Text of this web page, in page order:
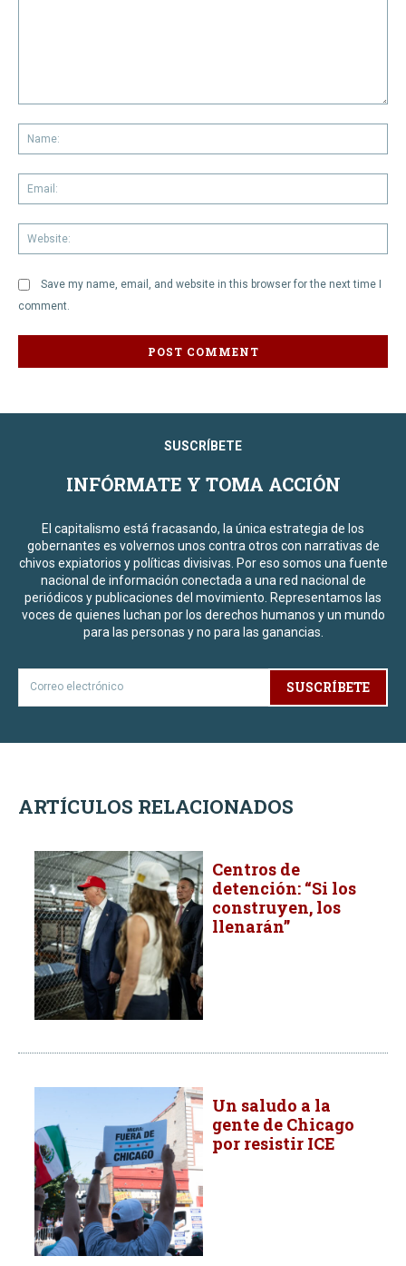
Save my name, email, and website in this browser for the next time I
comment.
SUSCRÍBETE
INFÓRMATE Y TOMA ACCIÓN
El capitalismo está fracasando, la única estrategia de los
gobernantes es volvernos unos contra otros con narrativas de
chivos expiatorios y políticas divisivas. Por eso somos una fuente
nacional de información conectada a una red nacional de
periódicos y publicaciones del movimiento. Representamos las
voces de quienes luchan por los derechos humanos y un mundo
para las personas y no para las ganancias.
SUSCRÍBETE
ARTÍCULOS RELACIONADOS
Centros de
detención: “Si los
construyen, los
llenarán”
Un saludo a la
gente de Chicago
por resistir ICE